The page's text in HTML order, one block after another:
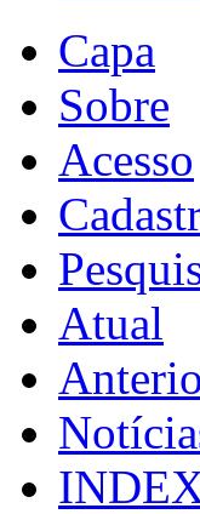
Capa
Sobre
Acesso
Atual